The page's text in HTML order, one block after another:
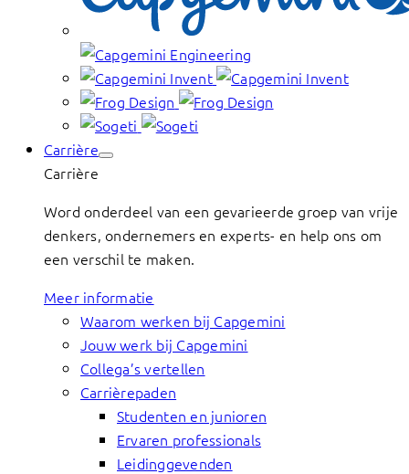
Carrière
Carrière
Word onderdeel van een gevarieerde groep van vrije
denkers, ondernemers en experts- en help ons om
een verschil te maken.
Meer informatie
Waarom werken bij Capgemini
Jouw werk bij Capgemini
Collega’s vertellen
Carrièrepaden
Studenten en junioren
Ervaren professionals
Leidinggevenden